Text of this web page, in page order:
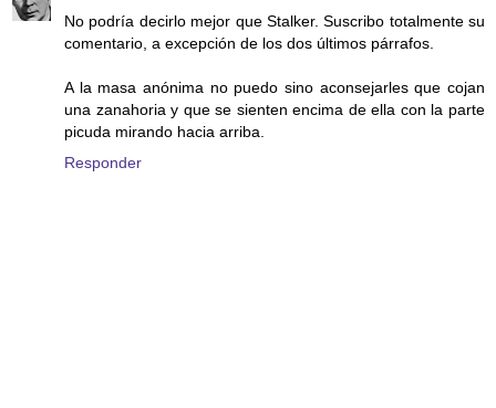
No podría decirlo mejor que Stalker. Suscribo totalmente su
comentario, a excepción de los dos últimos párrafos.
A la masa anónima no puedo sino aconsejarles que cojan
una zanahoria y que se sienten encima de ella con la parte
picuda mirando hacia arriba.
Responder